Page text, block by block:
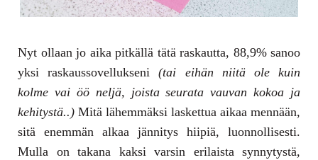
Nyt ollaan jo aika pitkällä tätä raskautta, 88,9% sanoo
yksi raskaussovellukseni(tai eihän niitä ole kuin
kolme vai öö neljä, joista seurata vauvan kokoa ja
kehitystä..) Mitä lähemmäksi laskettua aikaa mennään,
sitä enemmän alkaa jännitys hiipiä, luonnollisesti.
Mulla on takana kaksi varsin erilaista synnytystä,